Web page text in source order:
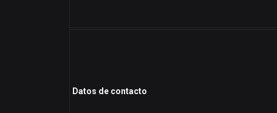
Datos de contacto